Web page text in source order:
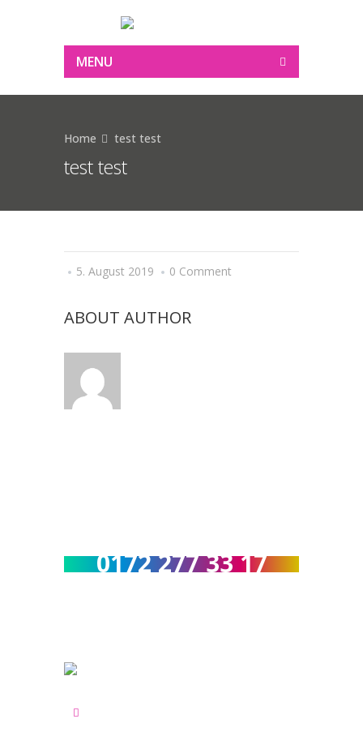
MENU
test test
Home test test
5. August 2019 0 Comment
ABOUT AUTHOR
0172 277 33 17